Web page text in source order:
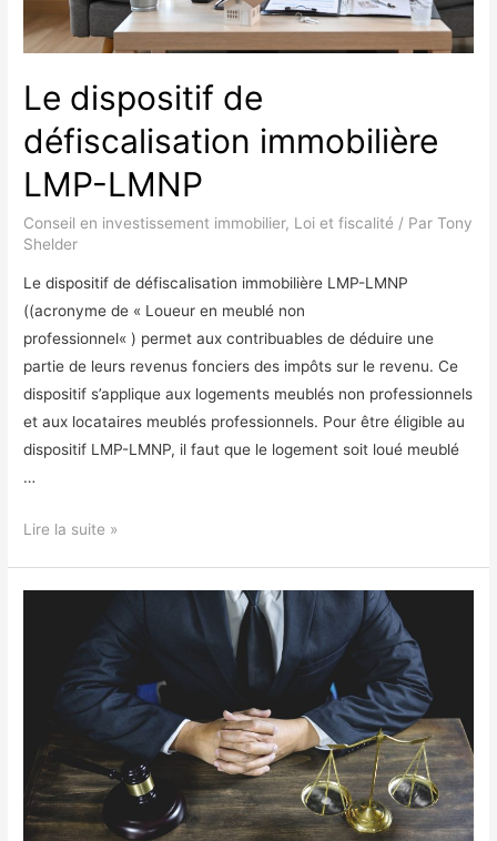
Le dispositif de
défiscalisation immobilière
LMP-LMNP
Conseil en investissement immobilier, Loi et fiscalité / ParTony
Shelder
Le dispositif de défiscalisation immobilière LMP-LMNP
((acronyme de « Loueur en meublé non
professionnel« ) permet aux contribuables de déduire une
partie de leurs revenus fonciers des impôts sur le revenu. Ce
dispositif s’applique aux logements meublés non professionnels
et aux locataires meublés professionnels. Pour être éligible au
dispositif LMP-LMNP, il faut que le logement soit loué meublé
…
Le
immobilière
LMNP
Lire la suite »